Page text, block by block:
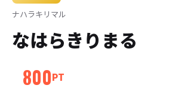
ナハラキリマル
なはらきりまる
800PT